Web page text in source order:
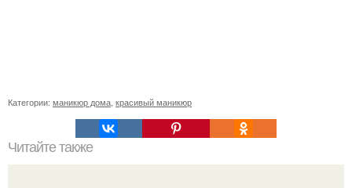
Категории: маникюр дома красивый маникюр
Читайте также